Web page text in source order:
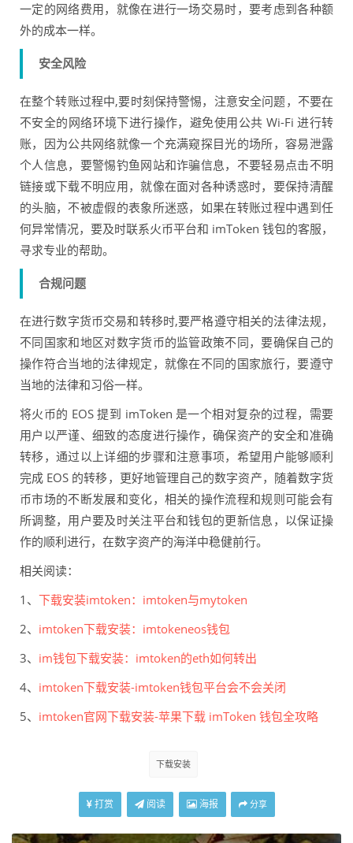
一定的网络费用，就像在进行一场交易时，要考虑到各种额
外的成本一样。
安全风险
在整个转账过程中,要时刻保持警惕，注意安全问题，不要在
不安全的网络环境下进行操作，避免使用公共 Wi-Fi 进行转
账，因为公共网络就像一个充满窥探目光的场所，容易泄露
个人信息，要警惕钓鱼网站和诈骗信息，不要轻易点击不明
链接或下载不明应用，就像在面对各种诱惑时，要保持清醒
的头脑，不被虚假的表象所迷惑，如果在转账过程中遇到任
何异常情况，要及时联系火币平台和 imToken 钱包的客服，
寻求专业的帮助。
合规问题
在进行数字货币交易和转移时,要严格遵守相关的法律法规，
不同国家和地区对数字货币的监管政策不同，要确保自己的
操作符合当地的法律规定，就像在不同的国家旅行，要遵守
当地的法律和习俗一样。
将火币的 EOS 提到 imToken 是一个相对复杂的过程，需要
用户以严谨、细致的态度进行操作，确保资产的安全和准确
转移，通过以上详细的步骤和注意事项，希望用户能够顺利
完成 EOS 的转移，更好地管理自己的数字资产，随着数字货
币市场的不断发展和变化，相关的操作流程和规则可能会有
所调整，用户要及时关注平台和钱包的更新信息，以保证操
作的顺利进行，在数字资产的海洋中稳健前行。
相关阅读：
1、 下载安装imtoken：imtoken与mytoken
2、 imtoken下载安装：imtokeneos钱包
3、 im钱包下载安装：imtoken的eth如何转出
4、 imtoken下载安装-imtoken钱包平台会不会关闭
5、 imtoken官网下载安装-苹果下载 imToken 钱包全攻略
下载安装
打赏 阅读 海报 分享